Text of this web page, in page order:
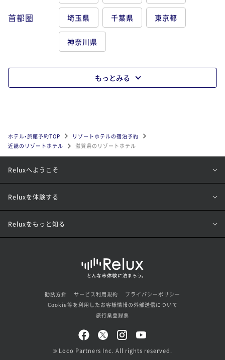
首都圏 埼玉県 千葉県 東京都
神奈川県
もっとみる
ホテル•旅館予約TOP
リゾートホテルの宿泊予約
近畿のリゾートホテル
滋賀県のリゾートホテル
Reluxへようこそ
Reluxを体験する
Reluxをもっと知る
勧誘方針 サービス利用規約
プライバシーポリシー
Cookie等を利用したお客様情報の外部送信について
旅行業登録票
© Loco Partners Inc. All rights reserved.